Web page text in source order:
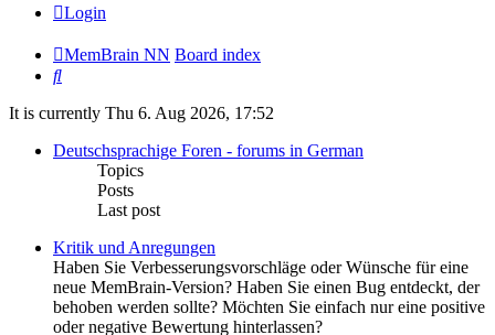
Login
MemBrain NN Board index
Search
It is currently Thu 6. Aug 2026, 17:52
Deutschsprachige Foren - forums in German
Topics
Posts
Last post
Kritik und Anregungen
Haben Sie Verbesserungsvorschläge oder Wünsche für eine
neue MemBrain-Version? Haben Sie einen Bug entdeckt, der
behoben werden sollte? Möchten Sie einfach nur eine positive
oder negative Bewertung hinterlassen?